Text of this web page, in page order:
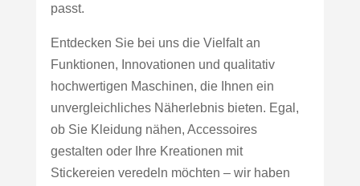
passt.
Entdecken Sie bei uns die Vielfalt an
Funktionen, Innovationen und qualitativ
hochwertigen Maschinen, die Ihnen ein
unvergleichliches Näherlebnis bieten. Egal,
ob Sie Kleidung nähen, Accessoires
gestalten oder Ihre Kreationen mit
Stickereien veredeln möchten – wir haben